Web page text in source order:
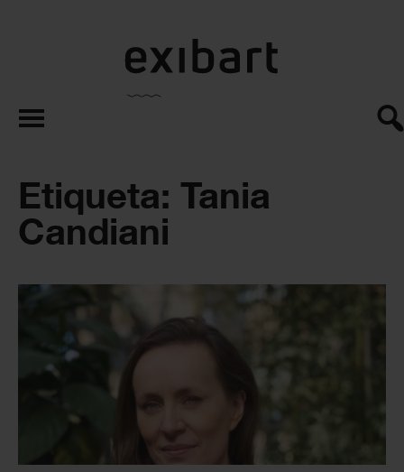
exibart.es
Etiqueta: Tania
Candiani